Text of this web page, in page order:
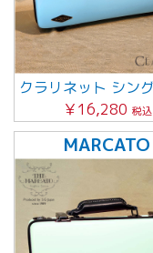
￥16,280 税込
MARCATO